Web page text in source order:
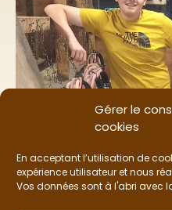
Gérer le
cookies
En acceptant l’utilisation de
expérience utilisateur et nous
Vos données sont à l'abri avec la